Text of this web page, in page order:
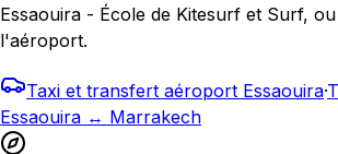
Essaouira - École de Kitesurf et Surf,
l'aéroport.
Taxi et transfert aéroport Essaouira·
Essaouira ↔ Marrakech